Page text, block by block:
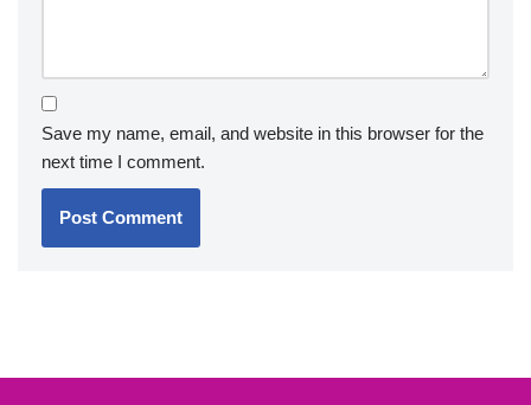
Save my name, email, and website in this browser for the
next time I comment.